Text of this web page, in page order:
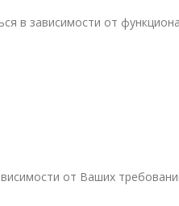
в зависимости от
от Ваших